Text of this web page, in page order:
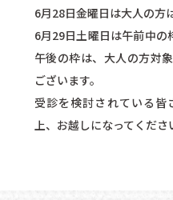
6月28日金曜日は大人の方
6月29日土曜日は午前中の
午後の枠は、大人の方対
ございます。
受診を検討されている皆
上、お越しになってくださ